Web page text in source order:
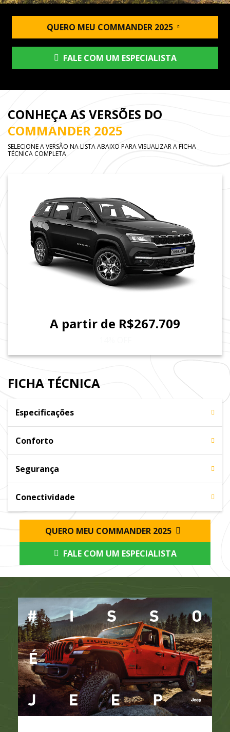
QUERO MEU COMMANDER 2025
FALE COM UM ESPECIALISTA
CONHEÇA AS VERSÕES DO
COMMANDER 2025
SELECIONE A VERSÃO NA LISTA ABAIXO PARA VISUALIZAR A FICHA
TÉCNICA COMPLETA
A partir de R$267.709
FICHA TÉCNICA
Especificações
Conforto
Segurança
Conectividade
QUERO MEU COMMANDER 2025
FALE COM UM ESPECIALISTA